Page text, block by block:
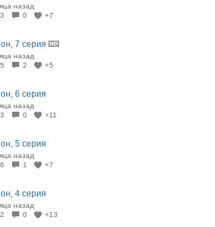
назад
0 +7
7 серия
назад
2 +5
6 серия
назад
0 +11
5 серия
назад
1 +7
4 серия
назад
0 +13